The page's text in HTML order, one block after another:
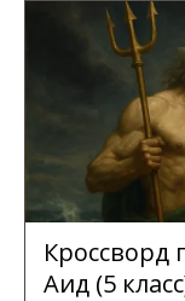
Кроссворд
Аид (5